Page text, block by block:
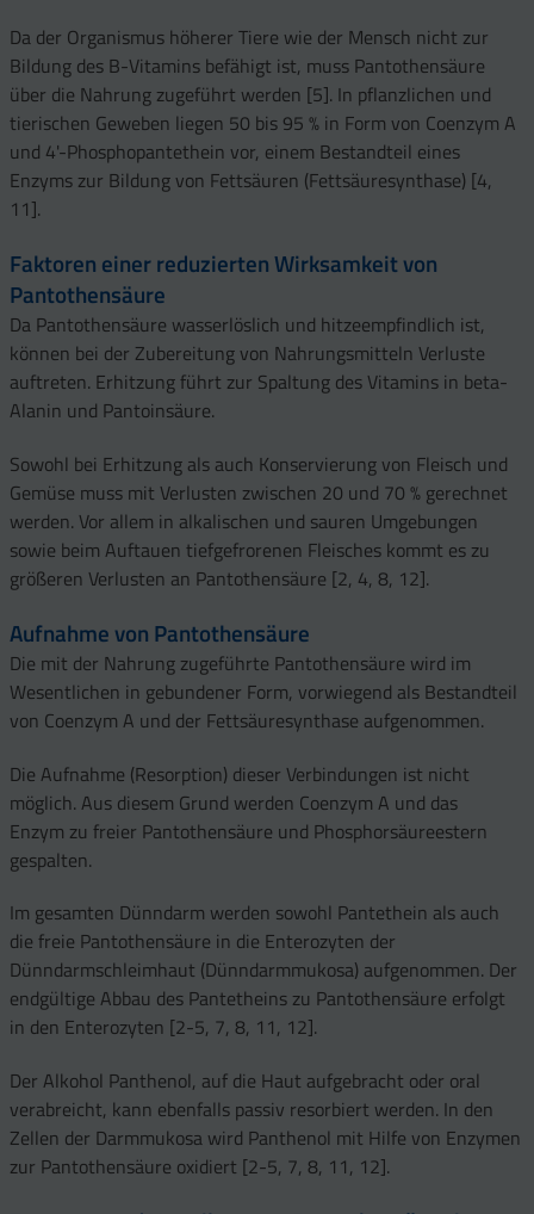
Da der Organismus höherer Tiere wie der Mensch nicht zur
Bildung des B-Vitamins befähigt ist, muss Pantothensäure
über die Nahrung zugeführt werden [5]. In pflanzlichen und
tierischen Geweben liegen 50 bis 95 % in Form von Coenzym A
und 4'-Phosphopantethein vor, einem Bestandteil eines
Enzyms zur Bildung von Fettsäuren (Fettsäuresynthase) [4,
11].
Faktoren einer reduzierten Wirksamkeit von
Pantothensäure
Da Pantothensäure wasserlöslich und hitzeempfindlich ist,
können bei der Zubereitung von Nahrungsmitteln Verluste
auftreten. Erhitzung führt zur Spaltung des Vitamins in beta-
Alanin und Pantoinsäure.
Sowohl bei Erhitzung als auch Konservierung von Fleisch und
Gemüse muss mit Verlusten zwischen 20 und 70 % gerechnet
werden. Vor allem in alkalischen und sauren Umgebungen
sowie beim Auftauen tiefgefrorenen Fleisches kommt es zu
größeren Verlusten an Pantothensäure [2, 4, 8, 12].
Aufnahme von Pantothensäure
Die mit der Nahrung zugeführte Pantothensäure wird im
Wesentlichen in gebundener Form, vorwiegend als Bestandteil
von Coenzym A und der Fettsäuresynthase aufgenommen.
Die Aufnahme (Resorption) dieser Verbindungen ist nicht
möglich. Aus diesem Grund werden Coenzym A und das
Enzym zu freier Pantothensäure und Phosphorsäureestern
gespalten.
Im gesamten Dünndarm werden sowohl Pantethein als auch
die freie Pantothensäure in die Enterozyten der
Dünndarmschleimhaut (Dünndarmmukosa) aufgenommen. Der
endgültige Abbau des Pantetheins zu Pantothensäure erfolgt
in den Enterozyten [2-5, 7, 8, 11, 12].
Der Alkohol Panthenol, auf die Haut aufgebracht oder oral
verabreicht, kann ebenfalls passiv resorbiert werden. In den
Zellen der Darmmukosa wird Panthenol mit Hilfe von Enzymen
zur Pantothensäure oxidiert [2-5, 7, 8, 11, 12].